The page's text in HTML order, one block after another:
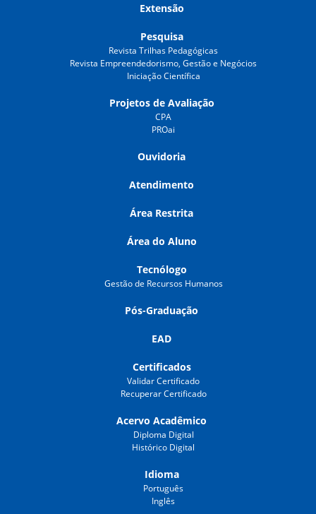
Extensão
Pesquisa
Revista Trilhas Pedagógicas
Revista Empreendedorismo, Gestão e Negócios
Iniciação Científica
Projetos de Avaliação
CPA
PROai
Ouvidoria
Atendimento
Área Restrita
Área do Aluno
Tecnólogo
Gestão de Recursos Humanos
Pós-Graduação
EAD
Certificados
Validar Certificado
Recuperar Certificado
Acervo Acadêmico
Diploma Digital
Histórico Digital
Idioma
Português
Inglês